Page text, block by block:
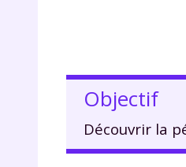
Objectif
Découvrir la